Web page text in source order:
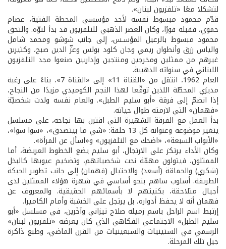
لتشكلا معًا «تلفزيون لبنان».
قدّم محمود مبسوط نفسه لأحد مؤسسي المحطة الفتية، عصام
حموي، فقبله فورًا، وكان العصر الذهبي للتلفزيون قد بدأ لتوّه. والتحق
محمود مبسوط بالرعيل المؤسـس، إلى جانب شوشو ومحمد شامل
والياس رزق وأنطوان ريمي وجان كلود بولس وعزّ الدين صبح، وكثيرين
غيرهم من ممثلين ومخرجين ومنتجين وإداريين صنعوا مجد التلفزيون
اللبناني في سنواته الذهبية.
العام 1962، انتقل من «القناة 11» إلى «القناة 7»، بناءً على رغبة
مديرَي المحطّة اللذين توقّعا لهذا النجم الكوميدي مزيدًا من النجاح،
إذا انضمّ إلى فرقة «أبو سليم الطبل». والعام نفسه ولدت شخصيّة
«فهمان» التي لازمته طوال حياته.
بدأ العمل مع الفرقة الشهيرة التي اقترن بها نجاحه، على مسلسل
يتغير موضوعه وعنوانه كل 13 حلقة: «شي ما بيتصدق»، «سوا سوا»،
«الأبواب السبعة»، «اضحك مع التلفزيون» و«اسأل عن المرأة».
وكان الأداء يرتكز على الارتجال، أبو سليم يضع الخطوط العريضة، أما
الممثلون، فيتولون مهمّة نحت شخصياتهم، وتضخيم عيوبها كالبخل
(شكري) والحماقة (أسعد) والاحتيال (فهمان) إلى جانب تطوير الحبكة
الطريفة. أسلوب ساهم بنحو أساسي في شهرة هؤلاء الممثلين لدى
أجيال متلاحقة، بكنيتهم لا بأسمائهم الحقيقية. والمعروف عن
فهمان أنه لا يحفظ أدواره، بل يرتجل على الخشبة وأمام الكاميرا.
إرتبط اسم الراحل باسم زميله صلاح تيزاني وآخَرين، في مسلسل «أبو
سليم الطبل» الاجتماعي الفكاهي الذي كان يعرضه «تلفزيون لبنان»
الرسمي في الستينيات والسبعينيات من القرن الماضي، وطبع ذاكرة
جيل تلك المرحلة.